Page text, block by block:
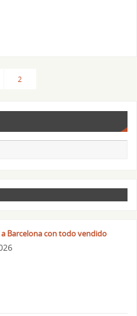
2
Barcelona con todo vendido